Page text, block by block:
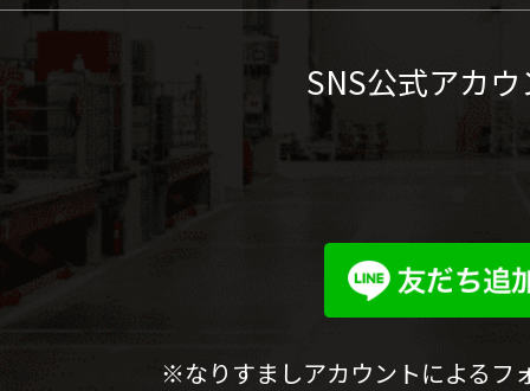
SNS公式アカ
※なりすましアカウントによるフ